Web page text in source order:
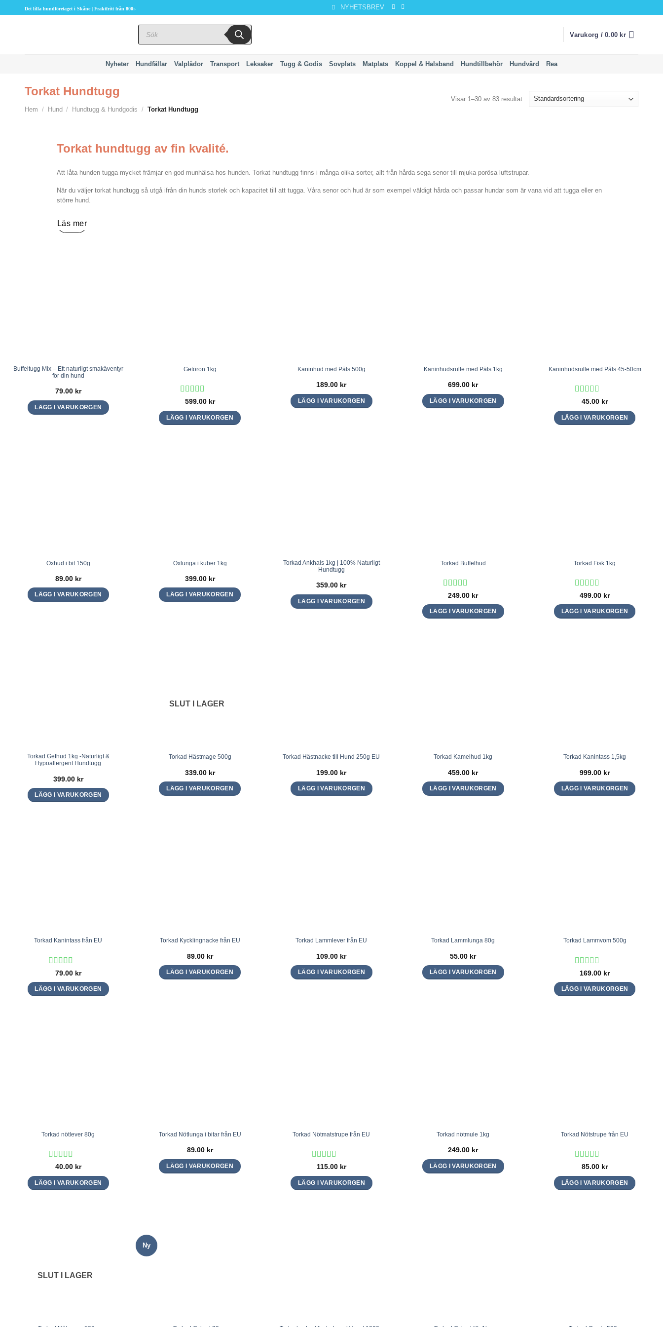
Det lilla hundföretaget i Skåne | Fraktfritt från 800:- NYHETSBREV
Produktsökning
Varukorg /0.00 kr
Nyheter Hundfällar Valplådor Transport Leksaker Tugg & Godis Sovplats Matplats Koppel & Halsband Hundtillbehör Hundvård Rea
Torkat Hundtugg
Hem / Hund / Hundtugg & Hundgodis / Torkat Hundtugg
Visar 1–30 av 83 resultat
Torkat hundtugg av fin kvalité.
Att låta hunden tugga mycket främjar en god munhälsa hos hunden. Torkat hundtugg finns i många olika sorter, allt från hårda sega senor till mjuka porösa luftstrupar.
När du väljer torkat hundtugg så utgå ifrån din hunds storlek och kapacitet till att tugga. Våra senor och hud är som exempel väldigt hårda och passar hundar som är vana vid att tugga eller en
större hund.
Läs mer
Buffeltugg Mix – Ett naturligt smakäventyr
för din hund
79.00 kr
LÄGG I VARUKORGEN
Getöron 1kg
Betygsatt5
599.00 kr
LÄGG I VARUKORGEN
Kaninhud med Päls 500g
189.00 kr
LÄGG I VARUKORGEN
Kaninhudsrulle med Päls 1kg
699.00 kr
LÄGG I VARUKORGEN
Kaninhudsrulle med Päls 45-50cm
Betygsatt5
45.00 kr
LÄGG I VARUKORGEN
Oxhud i bit 150g
89.00 kr
LÄGG I VARUKORGEN
Oxlunga i kuber 1kg
399.00 kr
LÄGG I VARUKORGEN
Torkad Ankhals 1kg | 100% Naturligt
Hundtugg
359.00 kr
LÄGG I VARUKORGEN
Torkad Buffelhud
Betygsatt
4.67av 5
249.00 kr
LÄGG I VARUKORGEN
produktsidan
Torkad Fisk 1kg
Betygsatt5
av 5
499.00 kr
LÄGG I VARUKORGEN
Torkad Gethud 1kg -Naturligt &
Hypoallergent Hundtugg
399.00 kr
LÄGG I VARUKORGEN
SLUT I LAGER
Torkad Hästmage 500g
339.00 kr
LÄGG I VARUKORGEN
Torkad Hästnacke till Hund 250g EU
199.00 kr
LÄGG I VARUKORGEN
Torkad Kamelhud 1kg
459.00 kr
LÄGG I VARUKORGEN
Torkad Kanintass 1,5kg
999.00 kr
LÄGG I VARUKORGEN
Torkad Kanintass från EU
Betygsatt5
av 5
79.00 kr
LÄGG I VARUKORGEN
Torkad Kycklingnacke från EU
89.00 kr
LÄGG I VARUKORGEN
Torkad Lammlever från EU
109.00 kr
LÄGG I VARUKORGEN
Torkad Lammlunga 80g
55.00 kr
LÄGG I VARUKORGEN
Torkad Lammvom 500g
Betygsatt
1
av
5
169.00 kr
LÄGG I VARUKORGEN
Torkad nötlever 80g
Betygsatt5
40.00 kr
LÄGG I VARUKORGEN
Torkad Nötlunga i bitar från EU
89.00 kr
LÄGG I VARUKORGEN
Torkad Nötmatstrupe från EU
Betygsatt
115.00 kr
LÄGG I VARUKORGEN
Torkad nötmule 1kg
249.00 kr
LÄGG I VARUKORGEN
Torkad Nötstrupe från EU
Betygsatt5
85.00 kr
LÄGG I VARUKORGEN
SLUT I LAGER
Ny